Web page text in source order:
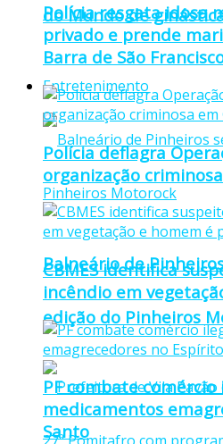
do Mundo de
Entretenimento
Balneário de
edição do Pinheiros
Polícia resgata idosa
privado e prende
Barra de São
Polícia deflagra
organização
CBMES identifica
incêndio em
PF combate comércio
medicamentos
Santo